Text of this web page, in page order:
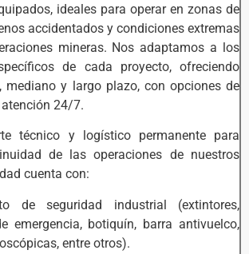
ideales para operar en zonas de
accidentados y condiciones extremas
mineras. Nos adaptamos a los
de cada proyecto, ofreciendo
mediano y largo plazo, con opciones de
24/7.
técnico y logístico permanente para
de las operaciones de nuestros
cuenta con:
de seguridad industrial (extintores,
emergencia, botiquín, barra antivuelco,
entre otros).